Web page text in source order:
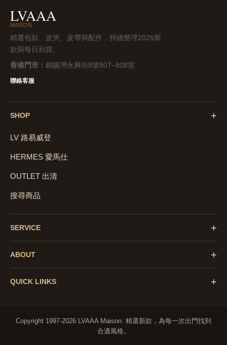
LVAAA
MAISON
精選包款、皮夾、皮帶與配件，持續整理2026新
款與每日到貨。
香港門市： 銅鑼灣永興街8號807–808室
聯絡客服
SHOP +
LV 路易威登
HERMES 愛馬仕
OUTLET 出清
搜尋商品
SERVICE +
ABOUT +
QUICK LINKS +
Copyright 1997-2026 LVAAA Maison. 精選新款，為每一次出門找到
合適風格。